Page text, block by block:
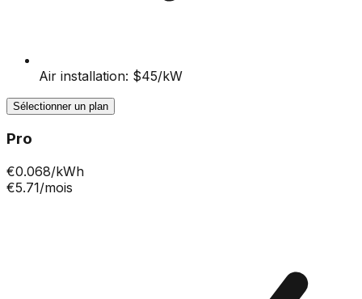
Air installation: $45/kW
Sélectionner un plan
Pro
€0.068/kWh
€5.71/mois